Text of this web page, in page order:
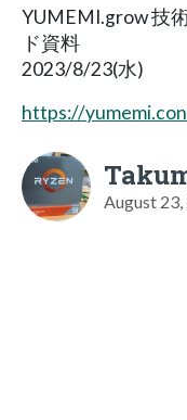
YUMEMI.grow 技
ド資料
2023/8/23(水)
https://
August